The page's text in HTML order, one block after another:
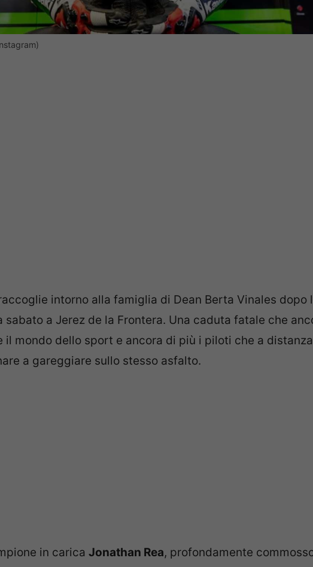
intorno alla famiglia di Dean Berta Vinales dopo
sabato a Jerez de la Frontera. Una caduta fatale che
il mondo dello sport e ancora di più i piloti che a
a gareggiare sullo stesso asfalto.
in carica Jonathan Rea, profondamente